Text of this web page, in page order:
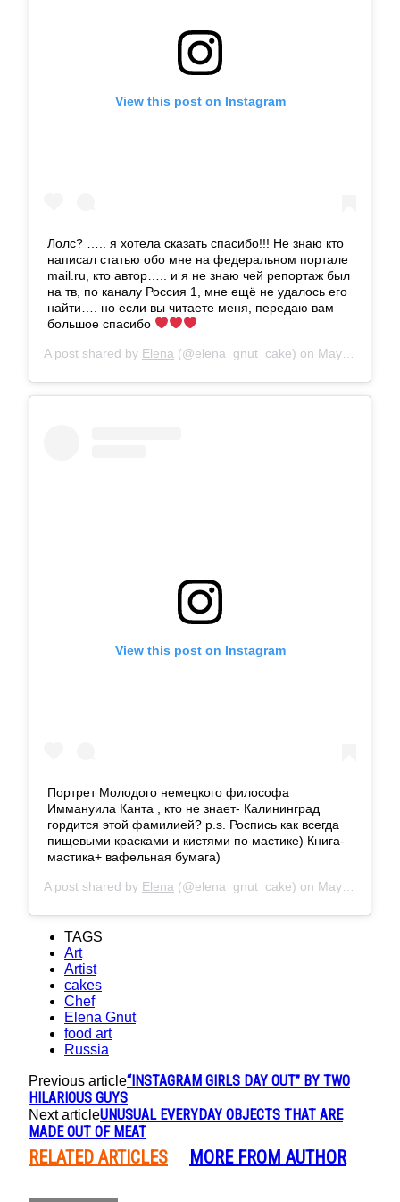
View this post on Instagram
Лолс? ….. я хотела сказать спасибо!!! Не знаю кто
написал статью обо мне на федеральном портале
mail.ru, кто автор….. и я не знаю чей репортаж был
на тв, по каналу Россия 1, мне ещё не удалось его
найти…. но если вы читаете меня, передаю вам
большое спасибо
A post shared by Elena (@elena_gnut_cake) on May 28, 2018 at 6:23am PDT
View this post on Instagram
Портрет Молодого немецкого философа
Иммануила Канта , кто не знает- Калининград
гордится этой фамилией? p.s. Роспись как всегда
пищевыми красками и кистями по мастике) Книга-
мастика+ вафельная бумага)
A post shared by Elena (@elena_gnut_cake) on May 31, 2018 at 3:59am PDT
TAGS
Art
Artist
cakes
Chef
Elena Gnut
food art
Russia
Previous article“INSTAGRAM GIRLS DAY OUT” BY TWO
HILARIOUS GUYS
Next articleUNUSUAL EVERYDAY OBJECTS THAT ARE
MADE OUT OF MEAT
RELATED ARTICLES MORE FROM AUTHOR